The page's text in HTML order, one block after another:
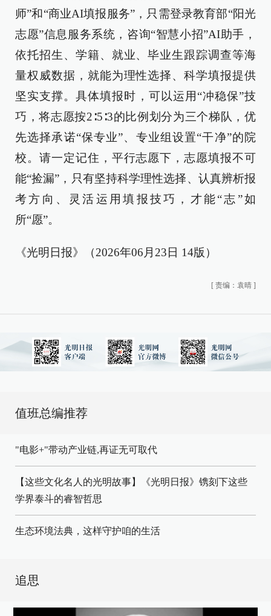
师”和“商业AI填报服务”，只需登录教育部“阳光
志愿”信息服务系统，咨询“智慧小招”AI助手，
依托招生、学籍、就业、毕业生跟踪调查等海
量权威数据，就能为理性选择、科学填报提供
坚实支撑。具体填报时，可以运用“冲稳保”技
巧，将志愿按2∶5∶3的比例划分为三个梯队，优
先选择承诺“保专业”、专业组设置“干净”的院
校。请一定记住，平行志愿下，志愿填报不可
能“捡漏”，只有坚持科学理性选择、认真辨析报
考方向、灵活运用填报技巧，才能“志”如
所“愿”。
《光明日报》（2026年06月23日 14版）
[ 责编：袁晴 ]
值班总编推荐
"电影+"带动产业链,再证无可取代
【这些文化名人的光明故事】《光明日报》镌刻下这些
学界泰斗的睿智哲思
生态环境法典，这样守护咱的生活
追思